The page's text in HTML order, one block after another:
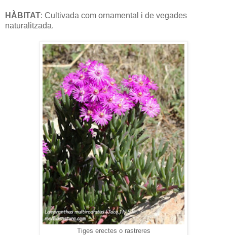
HÀBITAT: Cultivada com ornamental i de vegades
naturalitzada.
Tiges erectes o rastreres